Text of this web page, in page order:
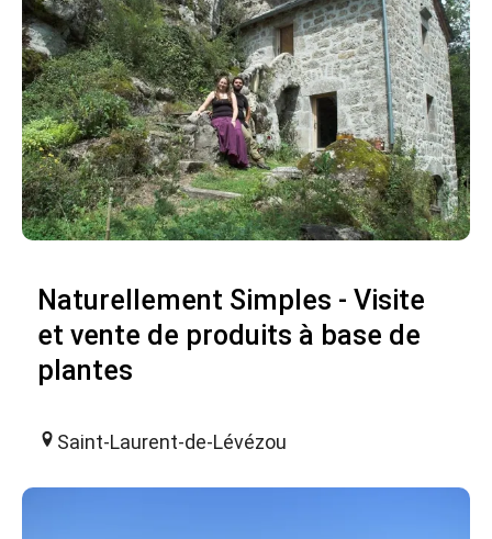
Naturellement Simples - Visite
et vente de produits à base de
plantes
Saint-Laurent-de-Lévézou